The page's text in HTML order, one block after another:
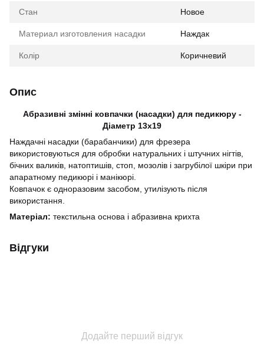
Стан Новое
Материал изготовления насадки Наждак
Колір Коричневий
Опис
Абразивні змінні ковпачки (насадки) для педикюру -
Діаметр 13х19
Наждачні насадки (барабанчики) для фрезера
використовуються для обробки натуральних і штучних нігтів,
бічних валиків, натоптишів, стоп, мозолів і загрубілої шкіри при
апаратному педикюрі і манікюрі.
Ковпачок є одноразовим засобом, утилізують після
використання.
Матеріал: текстильна основа і абразивна крихта
Відгуки
Додайте перший відгук